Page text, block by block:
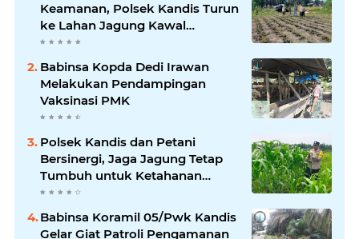
Keamanan, Polsek Kandis Turun
ke Lahan Jagung Kawal
Ketahanan Pangan
Babinsa Kopda Dedi Irawan
Melakukan Pendampingan
Vaksinasi PMK
Polsek Kandis dan Petani
Bersinergi, Jaga Jagung Tetap
Tumbuh untuk Ketahanan
Pangan
Babinsa Koramil 05/Pwk Kandis
Gelar Giat Patroli Pengamanan